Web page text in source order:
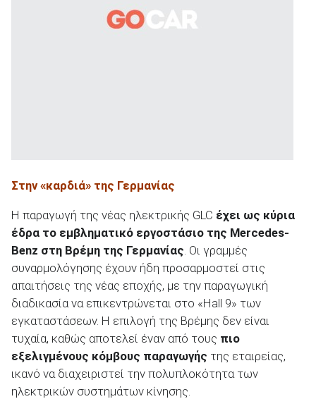
Στην «καρδιά» της Γερμανίας
Η παραγωγή της νέας ηλεκτρικής GLC έχει ως κύρια
έδρα το εμβληματικό εργοστάσιο της Mercedes-
Benz στη Βρέμη της Γερμανίας . Οι γραμμές
συναρμολόγησης έχουν ήδη προσαρμοστεί στις
απαιτήσεις της νέας εποχής, με την παραγωγική
διαδικασία να επικεντρώνεται στο «Hall 9» των
εγκαταστάσεων. Η επιλογή της Βρέμης δεν είναι
τυχαία, καθώς αποτελεί έναν από τους πιο
εξελιγμένους κόμβους παραγωγής της εταιρείας,
ικανό να διαχειριστεί την πολυπλοκότητα των
ηλεκτρικών συστημάτων κίνησης.